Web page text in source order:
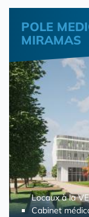
POLE
MIRAMAS
Locaux à la
Cabinet